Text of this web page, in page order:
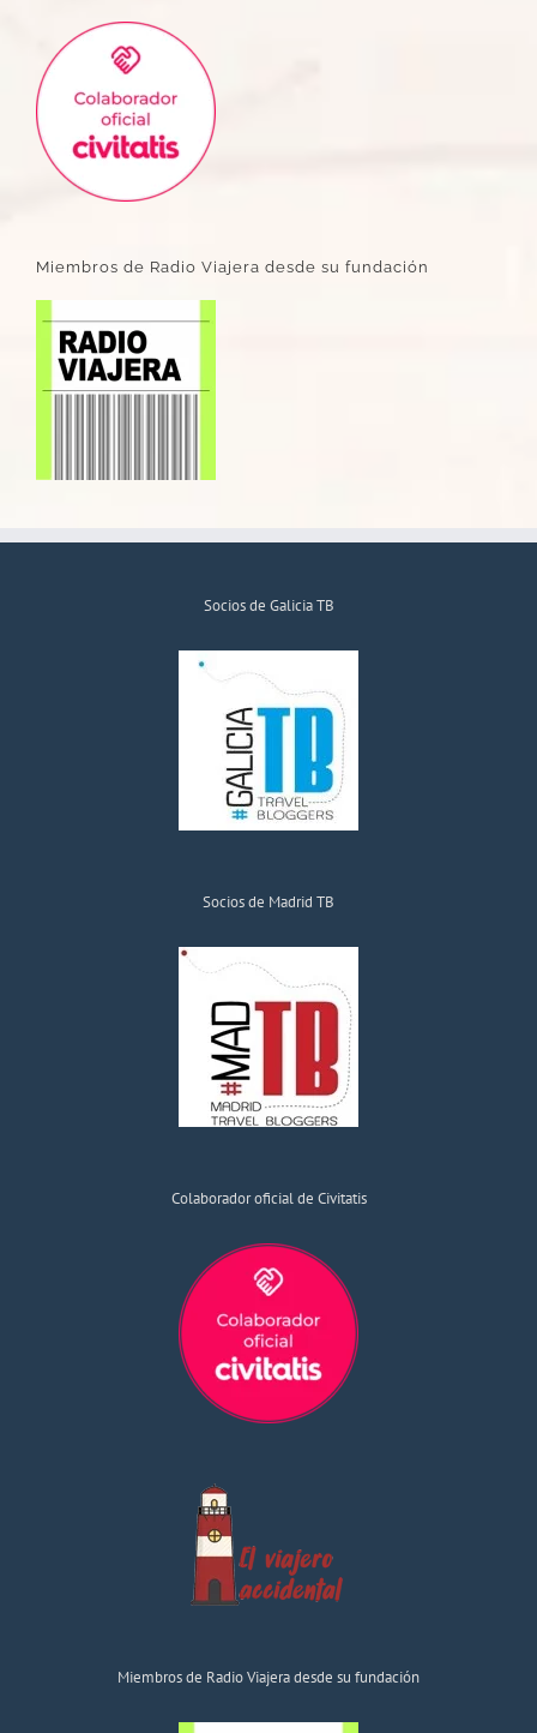
Miembros de Radio Viajera desde su fundación
Socios de Galicia TB
Socios de Madrid TB
Colaborador oficial de Civitatis
Miembros de Radio Viajera desde su fundación